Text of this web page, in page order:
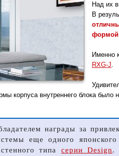
Над их
В
формой
Именно
RXG-J.
корпуса внутреннего блока было
награды за
еще одного
типа серии Design.